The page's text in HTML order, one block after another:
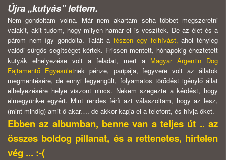
Újra „kutyás” lettem.
Nem gondoltam volna. Már nem akartam soha többet megszeretni
valakit, akit tudom, hogy milyen hamar el is veszítek. De az élet és a
párom nem így gondolta. Talált afészen egy felhívást, ahol tényleg
valódi sürgős segítséget kértek. Frissen mentett, hónapokig éheztetett
kutyák elhelyezése volt a feladat, mert a Magyar Argentin Dog
Fajtamentő Egyesületnek pénze, paripája, fegyvere volt az állatok
megmentésére, de ennyi legyengült, folyamatos törődést igénylő állat
elhelyezésére helye viszont nincs. Nekem szegezte a kérdést, hogy
elmegyünk-e egyért. Mint rendes férfi azt válaszoltam, hogy az lesz,
(mint mindíg) amit ő akar…. de akkor kapja el a telefont, és hívja őket.
Ebben az albumban, benne van a teljes út .. az
összes boldog pillanat, és a rettenetes, hirtelen
vég ... :-(